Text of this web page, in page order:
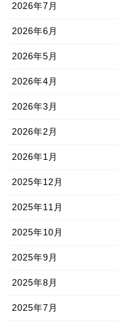
2026年7月
2026年6月
2026年5月
2026年4月
2026年3月
2026年2月
2026年1月
2025年12月
2025年11月
2025年10月
2025年9月
2025年8月
2025年7月